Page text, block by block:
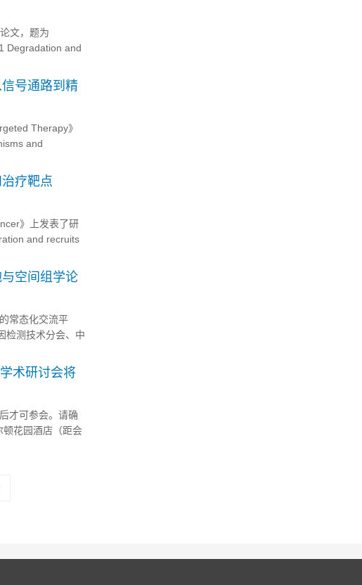
文，题为
Degradation and
号通路到精
Therapy》
and
疗靶点
》上发表了研
and recruits
空间组学论
常态化交流平
检测技术分会、中
药产业...
术研讨会将
才可参会。请确
花园酒店（距会